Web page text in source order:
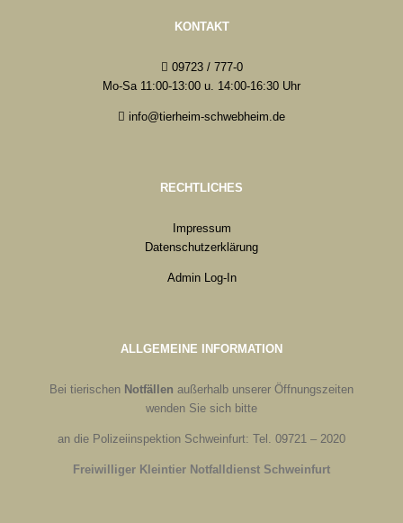
KONTAKT
09723 / 777-0
Mo-Sa 11:00-13:00 u. 14:00-16:30 Uhr
info@tierheim-schwebheim.de
RECHTLICHES
Impressum
Datenschutzerklärung
Admin Log-In
ALLGEMEINE INFORMATION
Bei tierischen Notfällen außerhalb unserer Öffnungszeiten
wenden Sie sich bitte
an die Polizeiinspektion Schweinfurt: Tel. 09721 – 2020
Freiwilliger Kleintier Notfalldienst Schweinfurt